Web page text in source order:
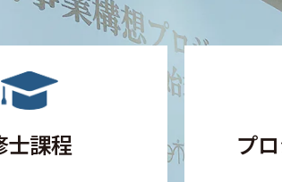
士課程 プ